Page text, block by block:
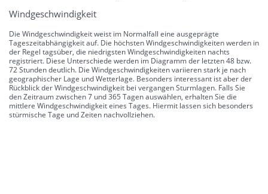
Windgeschwindigkeit
Die Windgeschwindigkeit weist im Normalfall eine ausgeprägte
Tageszeitabhängigkeit auf. Die höchsten Windgeschwindigkeiten werden in
der Regel tagsüber, die niedrigsten Windgeschwindigkeiten nachts
registriert. Diese Unterschiede werden im Diagramm der letzten 48 bzw.
72 Stunden deutlich. Die Windgeschwindigkeiten variieren stark je nach
geographischer Lage und Wetterlage. Besonders interessant ist aber der
Rückblick der Windgeschwindigkeit bei vergangen Sturmlagen. Falls Sie
den Zeitraum zwischen 7 und 365 Tagen auswählen, erhalten Sie die
mittlere Windgeschwindigkeit eines Tages. Hiermit lassen sich besonders
stürmische Tage und Zeiten nachvollziehen.